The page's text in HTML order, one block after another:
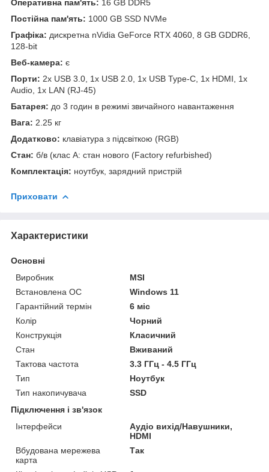
Оперативна пам'ять: 16 GB DDR5
Постійна пам'ять: 1000 GB SSD NVMe
Графіка: дискретна nVidia GeForce RTX 4060, 8 GB GDDR6,
128-bit
Веб-камера: є
Порти: 2x USB 3.0, 1x USB 2.0, 1x USB Type-C, 1x HDMI, 1x
Audio, 1x LAN (RJ-45)
Батарея: до 3 годин в режимі звичайного навантаження
Вага: 2.25 кг
Додатково: клавіатура з підсвіткою (RGB)
Стан: б/в (клас А: стан нового (Factory refurbished)
Комплектація: ноутбук, зарядний пристрій
Приховати
Характеристики
Основні
Виробник
MSI
Встановлена ОС
Windows 11
Гарантійний термін
6 міс
Колір
Чорний
Конструкція
Класичний
Стан
Вживаний
Тактова частота
3.3 ГГц - 4.5 ГГц
Тип
Ноутбук
Тип накопичувача
SSD
Підключення і зв'язок
Інтерфейси
Аудіо вихід/Навушники,
HDMI
Вбудована мережева
карта
Так